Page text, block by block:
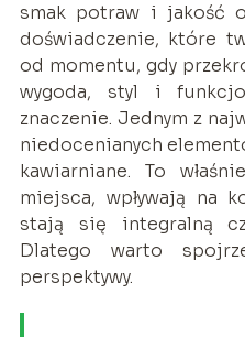
smak potraw i jakość
doświadczenie, które
od momentu, gdy
wygoda, styl i
znaczenie. Jednym z
niedocenianych
kawiarniane. To
miejsca, wpływają na
stają się integralną
Dlatego warto
perspektywy.